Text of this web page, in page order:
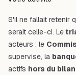
S'il ne fallait retenir
serait celle-ci. Le
acteurs : le
supervise, la
actifs hors du